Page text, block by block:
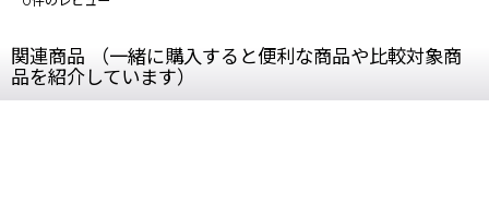
関連商品 （一緒に購入すると便利な商品や比較対象商
品を紹介しています）